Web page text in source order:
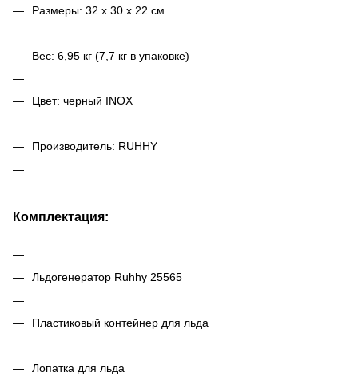
Размеры: 32 х 30 х 22 см
Вес: 6,95 кг (7,7 кг в упаковке)
Цвет: черный INOX
Производитель: RUHHY
Комплектация:
Льдогенератор Ruhhy 25565
Пластиковый контейнер для льда
Лопатка для льда